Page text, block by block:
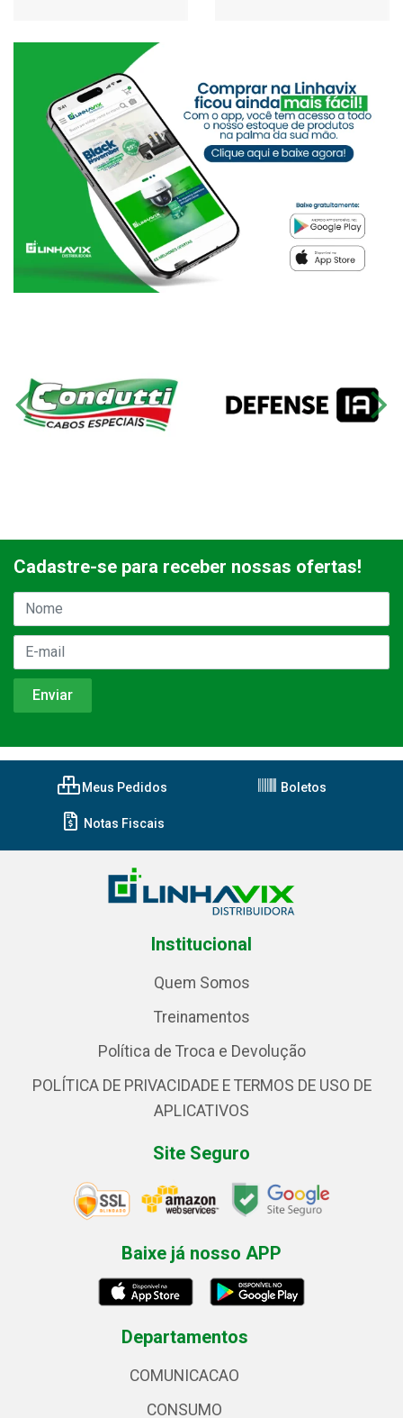
Cadastre-se para receber nossas ofertas!
Meus Pedidos Boletos
Notas Fiscais
Institucional
Quem Somos
Treinamentos
Política de Troca e Devolução
POLÍTICA DE PRIVACIDADE E TERMOS DE USO DE
APLICATIVOS
Site Seguro
Baixe já nosso APP
Departamentos
COMUNICACAO
CONSUMO